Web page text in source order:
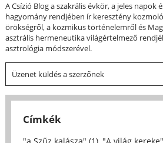
A Csízió Blog a szakrális évkör, a jeles napok
hagyomány rendjében ír keresztény
örökségről, a kozmikus történelemről és
asztrális hermeneutika világértelmező
asztrológia módszerével.
Üzenet küldés a szerzőnek
Címkék